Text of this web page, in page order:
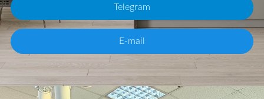
Telegram
E-mail